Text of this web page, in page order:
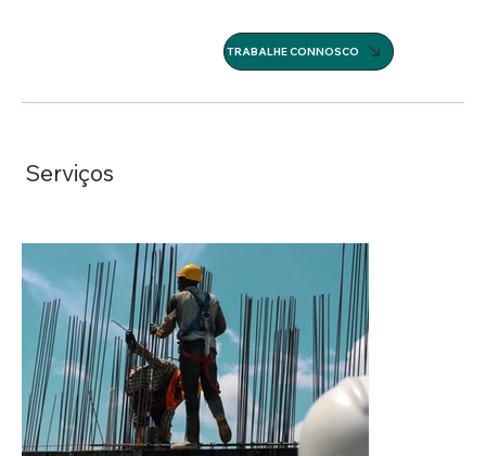
TRABALHE CONNOSCO
Serviços